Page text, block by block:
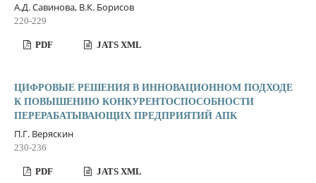
А.Д. Савинова, В.К. Борисов
220-229
PDF JATS XML
ЦИФРОВЫЕ РЕШЕНИЯ В ИННОВАЦИОННОМ ПОДХОДЕ
К ПОВЫШЕНИЮ КОНКУРЕНТОСПОСОБНОСТИ
ПЕРЕРАБАТЫВАЮЩИХ ПРЕДПРИЯТИЙ АПК
П.Г. Веряскин
230-236
PDF JATS XML